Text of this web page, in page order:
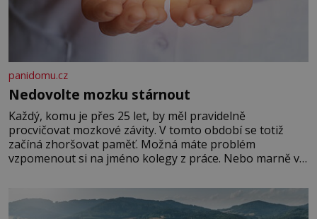
panidomu.cz
Nedovolte mozku stárnout
Každý, komu je přes 25 let, by měl pravidelně
procvičovat mozkové závity. V tomto období se totiž
začíná zhoršovat paměť. Možná máte problém
vzpomenout si na jméno kolegy z práce. Nebo marně v
Je to opravdu tak, s věkem jako kdyby se paměť
rozhodla stávkovat. Cvičte